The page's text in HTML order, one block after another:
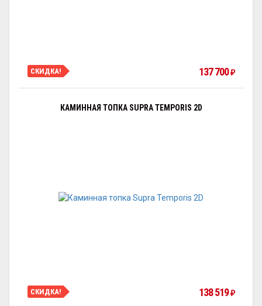
СКИДКА! 137 700 ₽
КАМИННАЯ ТОПКА SUPRA TEMPORIS 2D
СКИДКА! 138 519 ₽